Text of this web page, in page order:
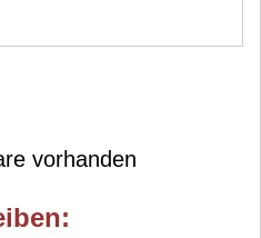
vorhanden